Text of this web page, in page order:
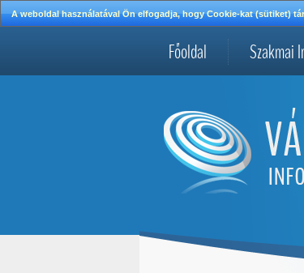
A weboldal használatával Ön elfogadja, hogy Cookie-kat (sütiket)
Főoldal Szakmai